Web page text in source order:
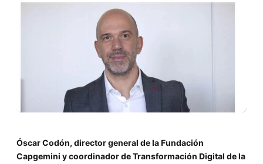
Óscar Codón, director general de la Fundación
Capgemini y coordinador de Transformación Digital de la